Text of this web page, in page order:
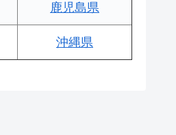
鹿児島県
沖縄県